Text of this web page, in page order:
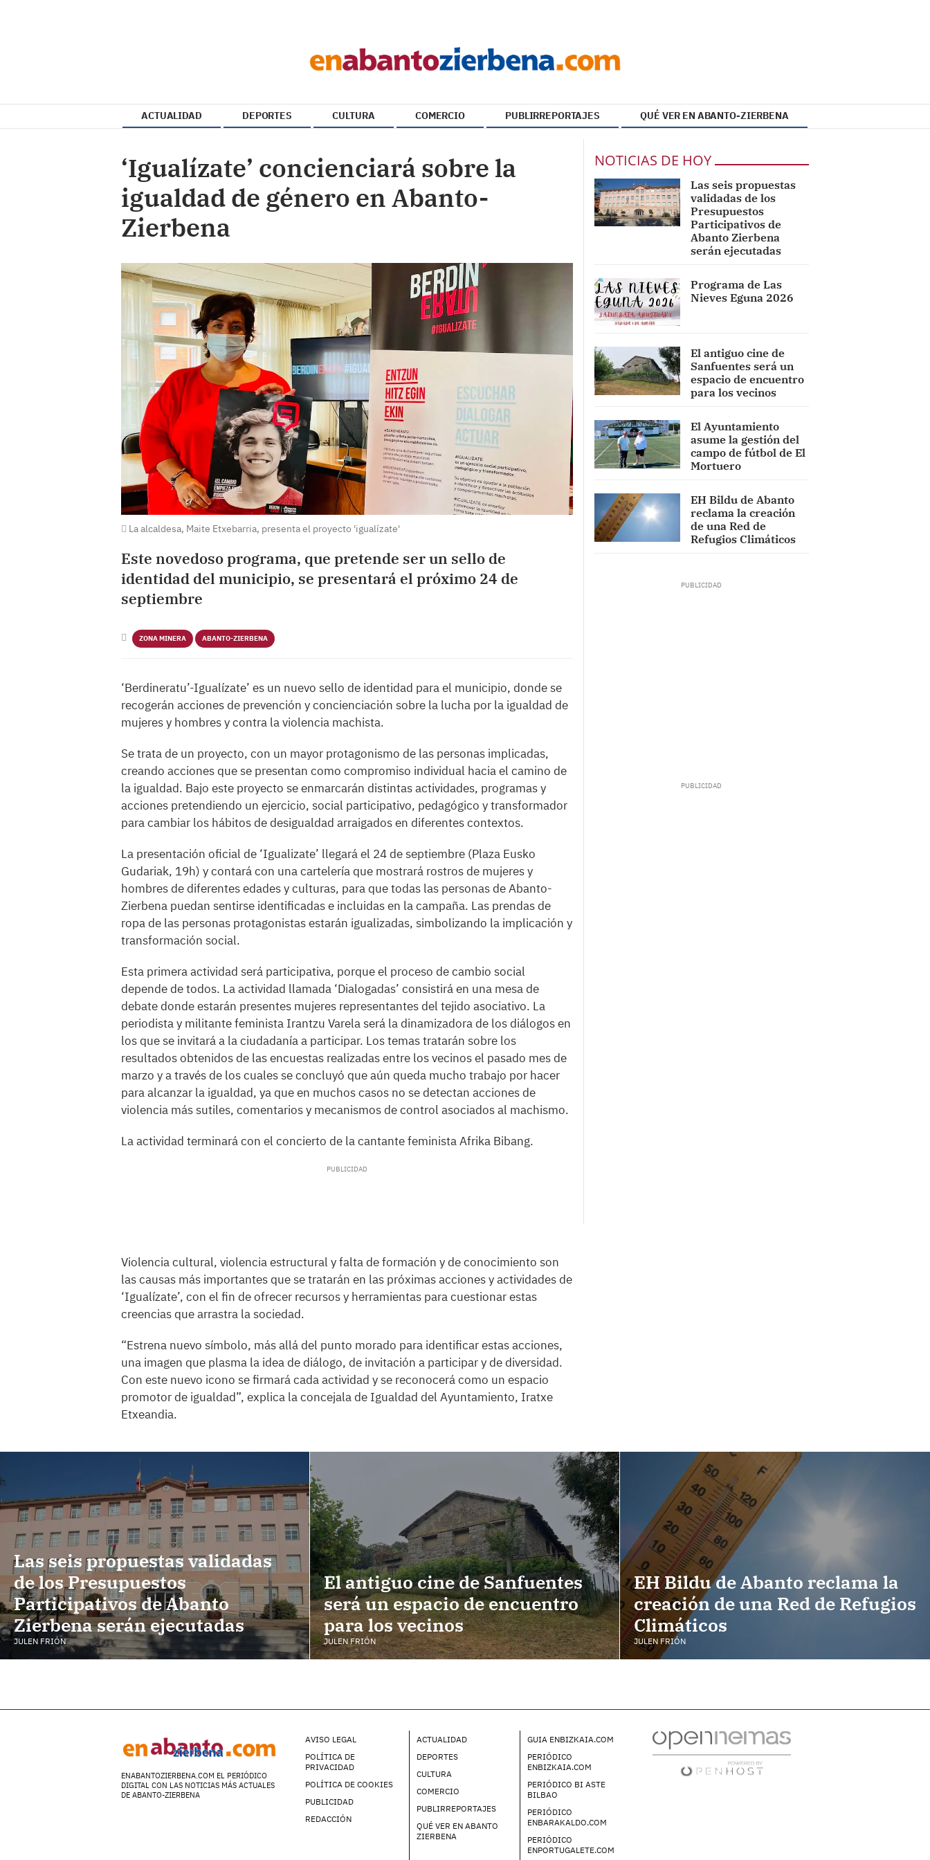
ACTUALIDAD DEPORTES CULTURA COMERCIO PUBLIRREPORTAJES QUÉ VER EN ABANTO-ZIERBENA
‘Igualízate’ concienciará sobre la
igualdad de género en Abanto-
Zierbena
La alcaldesa, Maite Etxebarria, presenta el proyecto 'igualízate'
Este novedoso programa, que pretende ser un sello de
identidad del municipio, se presentará el próximo 24 de
septiembre
ZONA MINERA ABANTO-ZIERBENA
‘Berdineratu’-Igualízate’ es un nuevo sello de identidad para el municipio, donde se
recogerán acciones de prevención y concienciación sobre la lucha por la igualdad de
mujeres y hombres y contra la violencia machista.
Se trata de un proyecto, con un mayor protagonismo de las personas implicadas,
creando acciones que se presentan como compromiso individual hacia el camino de
la igualdad. Bajo este proyecto se enmarcarán distintas actividades, programas y
acciones pretendiendo un ejercicio, social participativo, pedagógico y transformador
para cambiar los hábitos de desigualdad arraigados en diferentes contextos.
La presentación oficial de ‘Igualizate’ llegará el 24 de septiembre (Plaza Eusko
Gudariak, 19h) y contará con una cartelería que mostrará rostros de mujeres y
hombres de diferentes edades y culturas, para que todas las personas de Abanto-
Zierbena puedan sentirse identificadas e incluidas en la campaña. Las prendas de
ropa de las personas protagonistas estarán igualizadas, simbolizando la implicación y
transformación social.
Esta primera actividad será participativa, porque el proceso de cambio social
depende de todos. La actividad llamada ‘Dialogadas’ consistirá en una mesa de
debate donde estarán presentes mujeres representantes del tejido asociativo. La
periodista y militante feminista Irantzu Varela será la dinamizadora de los diálogos en
los que se invitará a la ciudadanía a participar. Los temas tratarán sobre los
resultados obtenidos de las encuestas realizadas entre los vecinos el pasado mes de
marzo y a través de los cuales se concluyó que aún queda mucho trabajo por hacer
para alcanzar la igualdad, ya que en muchos casos no se detectan acciones de
violencia más sutiles, comentarios y mecanismos de control asociados al machismo.
La actividad terminará con el concierto de la cantante feminista Afrika Bibang.
Violencia cultural, violencia estructural y falta de formación y de conocimiento son
las causas más importantes que se tratarán en las próximas acciones y actividades de
‘Igualízate’, con el fin de ofrecer recursos y herramientas para cuestionar estas
creencias que arrastra la sociedad.
“Estrena nuevo símbolo, más allá del punto morado para identificar estas acciones,
una imagen que plasma la idea de diálogo, de invitación a participar y de diversidad.
Con este nuevo icono se firmará cada actividad y se reconocerá como un espacio
promotor de igualdad”, explica la concejala de Igualdad del Ayuntamiento, Iratxe
Etxeandia.
NOTICIAS DE HOY
Las seis propuestas
validadas de los
Presupuestos
Participativos de
Abanto Zierbena
serán ejecutadas
Programa de Las
Nieves Eguna 2026
El antiguo cine de
Sanfuentes será un
espacio de encuentro
para los vecinos
El Ayuntamiento
asume la gestión del
campo de fútbol de El
Mortuero
EH Bildu de Abanto
reclama la creación
de una Red de
Refugios Climáticos
Las seis propuestas validadas
de los Presupuestos
Participativos de Abanto
Zierbena serán ejecutadas
JULEN FRIÓN
El antiguo cine de Sanfuentes
será un espacio de encuentro
para los vecinos
JULEN FRIÓN
EH Bildu de Abanto reclama la
creación de una Red de Refugios
Climáticos
JULEN FRIÓN
ENABANTOZIERBENA.COM EL PERIÓDICO
DIGITAL CON LAS NOTICIAS MÁS ACTUALES
DE ABANTO-ZIERBENA
AVISO LEGAL
POLÍTICA DE
PRIVACIDAD
POLÍTICA DE COOKIES
PUBLICIDAD
REDACCIÓN
ACTUALIDAD
DEPORTES
CULTURA
COMERCIO
PUBLIRREPORTAJES
QUÉ VER EN ABANTO
ZIERBENA
GUIA ENBIZKAIA.COM
PERIÓDICO
ENBIZKAIA.COM
PERIÓDICO BI ASTE
BILBAO
PERIÓDICO
ENBARAKALDO.COM
PERIÓDICO
ENPORTUGALETE.COM